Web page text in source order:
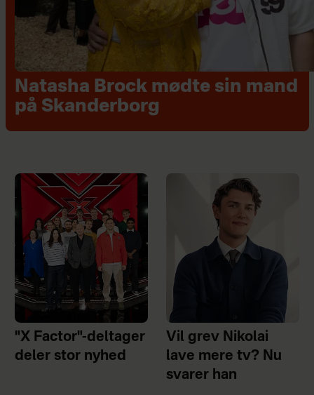
Natasha Brock mødte sin mand
på Skanderborg
"X Factor"-deltager
deler stor nyhed
Vil grev Nikolai
lave mere tv? Nu
svarer han